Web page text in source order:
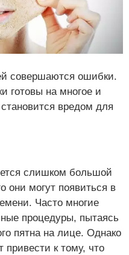
совершаются ошибки.
готовы на многое и
вредом для
слишком большой
они могут появиться в
Часто многие
процедуры, пытаясь
пятна на лице. Однако
привести к тому, что